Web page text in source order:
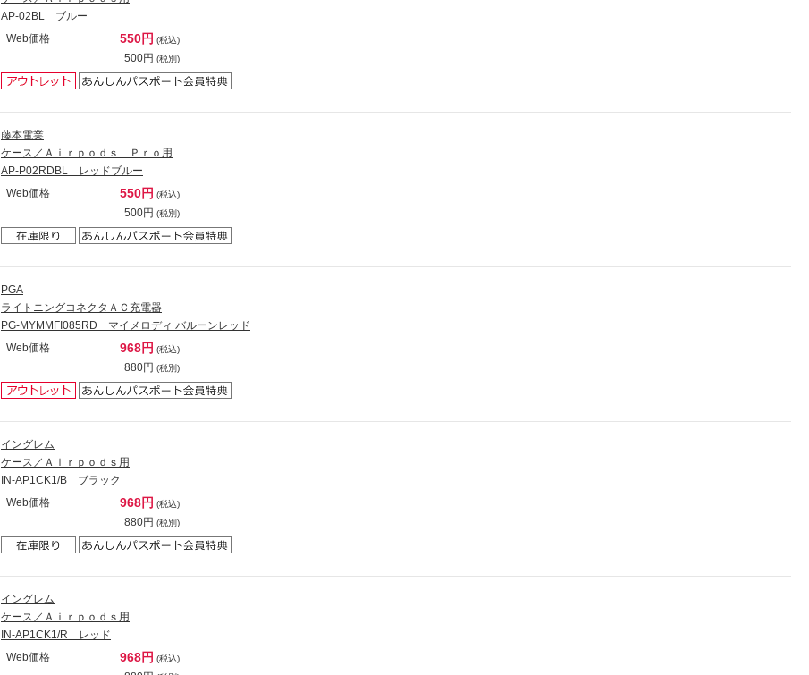
AP-02BL ブルー
Web価格
550円 (税込)
500円 (税別)
藤本電業
ケース／Ａｉｒｐｏｄｓ Ｐｒｏ用
AP-P02RDBL レッドブルー
Web価格
550円 (税込)
500円 (税別)
PGA
ライトニングコネクタＡＣ充電器
PG-MYMMFI085RD マイメロディ バルーンレッド
Web価格
968円 (税込)
880円 (税別)
イングレム
ケース／Ａｉｒｐｏｄｓ用
IN-AP1CK1/B ブラック
Web価格
968円 (税込)
880円 (税別)
イングレム
ケース／Ａｉｒｐｏｄｓ用
IN-AP1CK1/R レッド
Web価格
968円 (税込)